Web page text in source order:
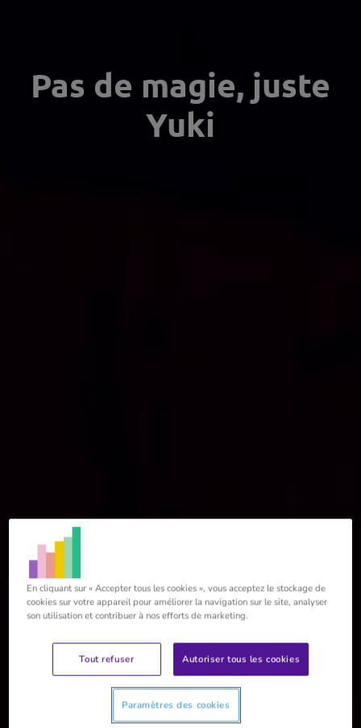
Pas de magie, juste
Yuki
En cliquant sur « Accepter tous les cookies », vous acceptez le stockage de
cookies sur votre appareil pour améliorer la navigation sur le site, analyser
son utilisation et contribuer à nos efforts de marketing.
Tout refuser Autoriser tous les cookies
Paramètres des cookies